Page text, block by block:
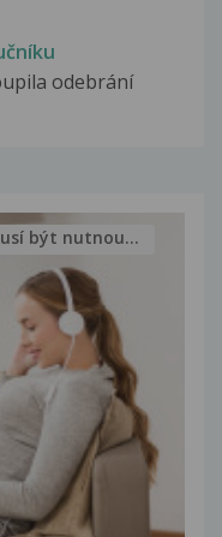
odebrání
být nutnou...